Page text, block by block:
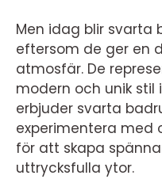
Men idag blir svarta
eftersom de ger en
atmosfär. De
modern och unik stil
erbjuder svarta
experimentera med
för att skapa
uttrycksfulla ytor.